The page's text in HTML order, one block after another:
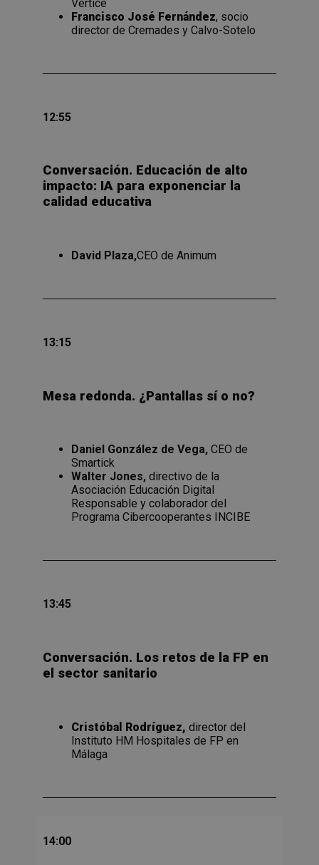
Vértice
Francisco José Fernández, socio
director de Cremades y Calvo-Sotelo
12:55
Conversación. Educación de alto
impacto: IA para exponenciar la
calidad educativa
David Plaza,CEO de Animum
13:15
Mesa redonda. ¿Pantallas sí o no?
Daniel González de Vega, CEO de
Smartick
Walter Jones, directivo de la
Asociación Educación Digital
Responsable y colaborador del
Programa Cibercooperantes INCIBE
13:45
Conversación. Los retos de la FP en
el sector sanitario
Cristóbal Rodríguez, director del
Instituto HM Hospitales de FP en
Málaga
14:00